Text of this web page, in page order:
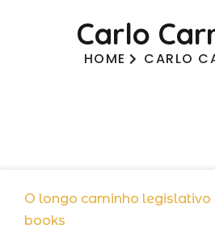
Carlo
HOME CARLO
O longo caminho legislativo
books